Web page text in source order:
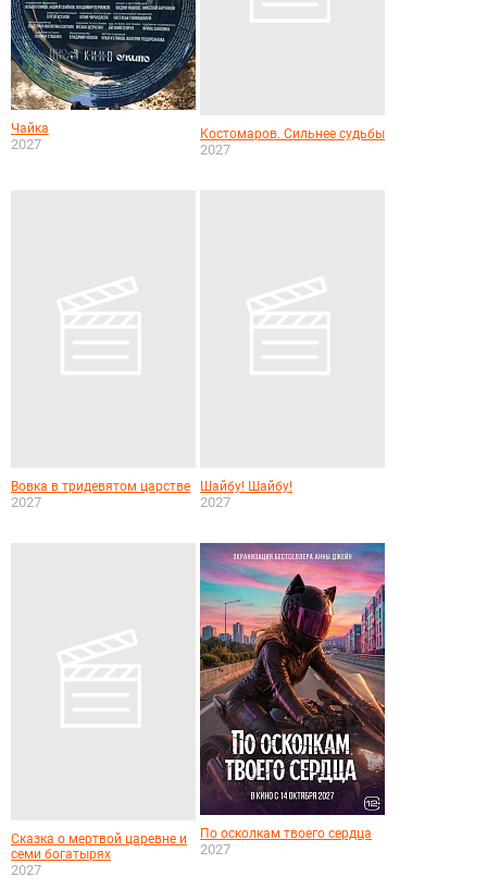
Чайка
2027
Костомаров. Сильнее судьбы
2027
Вовка в тридевятом царстве
2027
Шайбу! Шайбу!
2027
Сказка о мертвой царевне и
семи богатырях
2027
По осколкам твоего сердца
2027